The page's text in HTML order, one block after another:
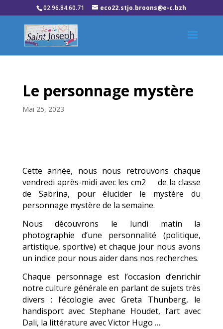
02.96.84.60.71 eco22.stjo.broons@e-c.bzh
Le personnage mystère
Mai 25, 2023
Cette année, nous nous retrouvons chaque
vendredi après-midi avec les cm2 de la classe
de Sabrina, pour élucider le mystère du
personnage mystère de la semaine.
Nous découvrons le lundi matin la
photographie d’une personnalité (politique,
artistique, sportive) et chaque jour nous avons
un indice pour nous aider dans nos recherches.
Chaque personnage est l’occasion d’enrichir
notre culture générale en parlant de sujets très
divers : l’écologie avec Greta Thunberg, le
handisport avec Stephane Houdet, l’art avec
Dali, la littérature avec Victor Hugo …